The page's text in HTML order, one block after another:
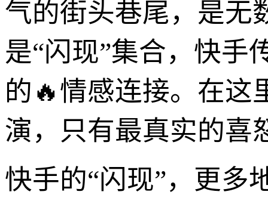
气的街头巷尾，是无
是“闪现”集合，快手
的🔥情感连接。在这
演，只有最真实的喜
快手的“闪现”，更多